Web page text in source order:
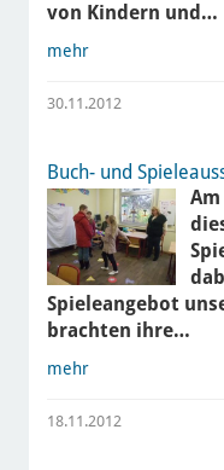
von Kindern und…
mehr
30.11.2012
Buch- und
Spieleangebot
brachten ihre…
mehr
18.11.2012